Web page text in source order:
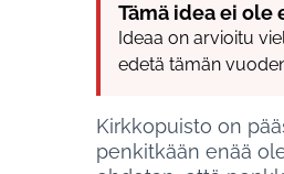
Tämä idea ei ole
Ideaa on arvioitu
edetä tämän
Kirkkopuisto on
penkitkään enää